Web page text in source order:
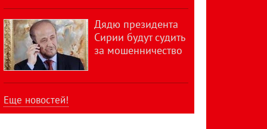
Дядю президента
Сирии будут судить
за мошенничество
Еще новостей!